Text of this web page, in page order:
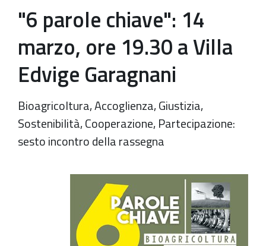
"6 parole chiave": 14
marzo, ore 19.30 a Villa
Edvige Garagnani
Bioagricoltura, Accoglienza, Giustizia,
Sostenibilità, Cooperazione, Partecipazione:
sesto incontro della rassegna
https://old.comune.zolapredosa.bo.it/events/6-